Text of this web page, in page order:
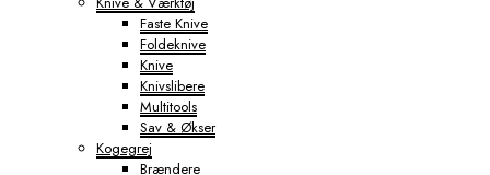
Faste Knive
Foldeknive
Knive
Knivslibere
Multitools
Sav & Økser
Kogegrej
Brændere